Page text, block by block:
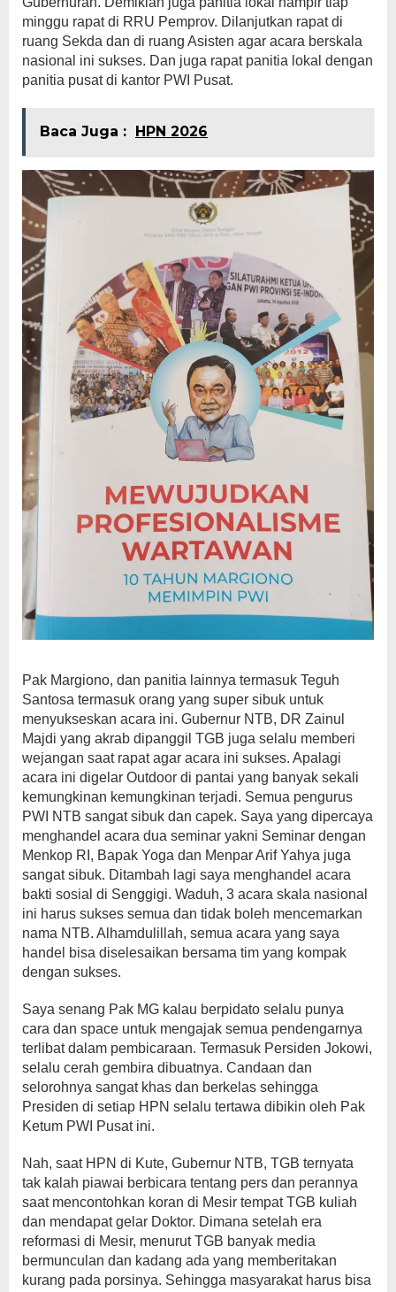
minggu rapat di RRU Pemprov. Dilanjutkan rapat di
ruang Sekda dan di ruang Asisten agar acara berskala
nasional ini sukses. Dan juga rapat panitia lokal dengan
panitia pusat di kantor PWI Pusat.
Baca Juga : HPN 2026
Pak Margiono, dan panitia lainnya termasuk Teguh
Santosa termasuk orang yang super sibuk untuk
menyukseskan acara ini. Gubernur NTB, DR Zainul
Majdi yang akrab dipanggil TGB juga selalu memberi
wejangan saat rapat agar acara ini sukses. Apalagi
acara ini digelar Outdoor di pantai yang banyak sekali
kemungkinan kemungkinan terjadi. Semua pengurus
PWI NTB sangat sibuk dan capek. Saya yang dipercaya
menghandel acara dua seminar yakni Seminar dengan
Menkop RI, Bapak Yoga dan Menpar Arif Yahya juga
sangat sibuk. Ditambah lagi saya menghandel acara
bakti sosial di Senggigi. Waduh, 3 acara skala nasional
ini harus sukses semua dan tidak boleh mencemarkan
nama NTB. Alhamdulillah, semua acara yang saya
handel bisa diselesaikan bersama tim yang kompak
dengan sukses.
Saya senang Pak MG kalau berpidato selalu punya
cara dan space untuk mengajak semua pendengarnya
terlibat dalam pembicaraan. Termasuk Persiden Jokowi,
selalu cerah gembira dibuatnya. Candaan dan
selorohnya sangat khas dan berkelas sehingga
Presiden di setiap HPN selalu tertawa dibikin oleh Pak
Ketum PWI Pusat ini.
Nah, saat HPN di Kute, Gubernur NTB, TGB ternyata
tak kalah piawai berbicara tentang pers dan perannya
saat mencontohkan koran di Mesir tempat TGB kuliah
dan mendapat gelar Doktor. Dimana setelah era
reformasi di Mesir, menurut TGB banyak media
bermunculan dan kadang ada yang memberitakan
kurang pada porsinya. Sehingga masyarakat harus bisa